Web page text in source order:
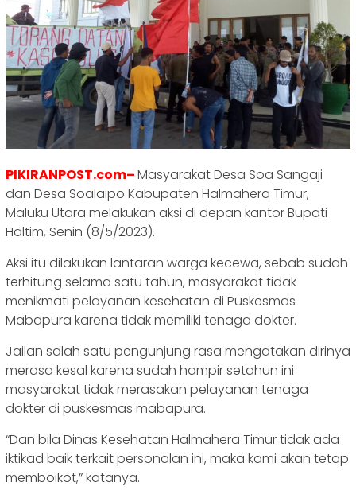
PIKIRANPOST.com–Masyarakat Desa Soa Sangaji
dan Desa Soalaipo Kabupaten Halmahera Timur,
Maluku Utara melakukan aksi di depan kantor Bupati
Haltim, Senin (8/5/2023).
Aksi itu dilakukan lantaran warga kecewa, sebab sudah
terhitung selama satu tahun, masyarakat tidak
menikmati pelayanan kesehatan di Puskesmas
Mabapura karena tidak memiliki tenaga dokter.
Jailan salah satu pengunjung rasa mengatakan dirinya
merasa kesal karena sudah hampir setahun ini
masyarakat tidak merasakan pelayanan tenaga
dokter di puskesmas mabapura.
“Dan bila Dinas Kesehatan Halmahera Timur tidak ada
iktikad baik terkait personalan ini, maka kami akan tetap
memboikot,” katanya.